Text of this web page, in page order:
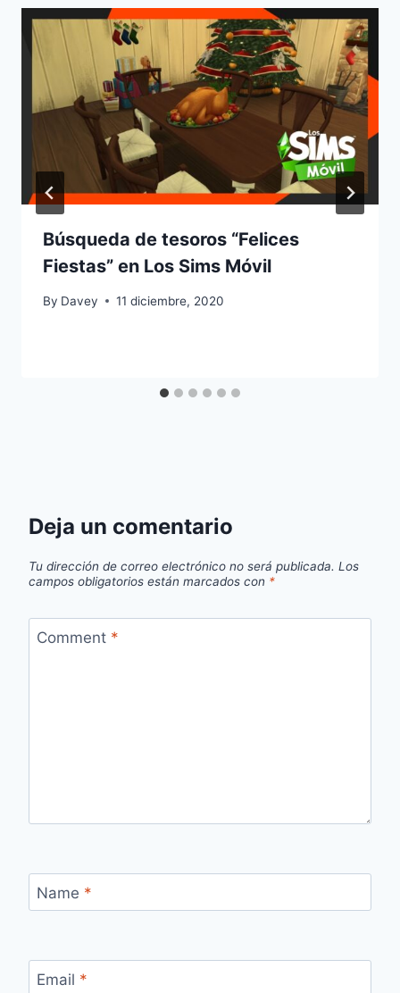
Búsqueda de tesoros “Felices
Fiestas” en Los Sims Móvil
By Davey 11 diciembre, 2020
Deja un comentario
Tu dirección de correo electrónico no será publicada. Los
campos obligatorios están marcados con *
Comment *
Name *
Email *